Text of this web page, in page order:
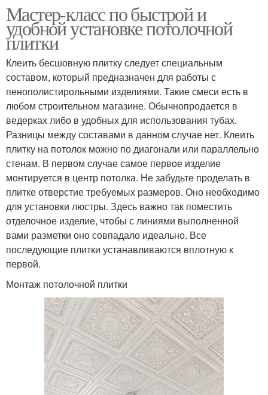
Мастер-класс по быстрой и
удобной установке потолочной
плитки
Клеить бесшовную плитку следует специальным
составом, который предназначен для работы с
пенополистирольными изделиями. Такие смеси есть в
любом строительном магазине. Обычнопродается в
ведерках либо в удобных для использования тубах.
Разницы между составами в данном случае нет. Клеить
плитку на потолок можно по диагонали или параллельно
стенам. В первом случае самое первое изделие
монтируется в центр потолка. Не забудьте проделать в
плитке отверстие требуемых размеров. Оно необходимо
для установки люстры. Здесь важно так поместить
отделочное изделие, чтобы с линиями выполненной
вами разметки оно совпадало идеально. Все
последующие плитки устанавливаются вплотную к
первой.
Монтаж потолочной плитки